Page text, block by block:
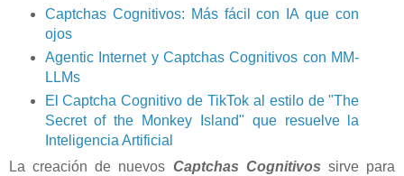
Captchas Cognitivos: Más fácil con IA que con
ojos
Agentic Internet y Captchas Cognitivos con MM-
LLMs
El Captcha Cognitivo de TikTok al estilo de "The
Secret of the Monkey Island" que resuelve la
Inteligencia Artificial
La creación de nuevos Captchas Cognitivos sirve para